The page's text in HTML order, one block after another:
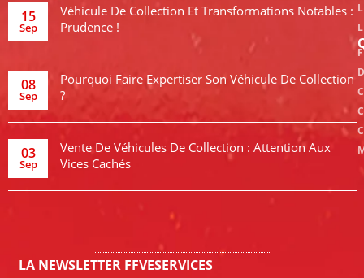
15
Sep
Véhicule De Collection Et Transformations Notables :
Prudence !
08
Sep
Pourquoi Faire Expertiser Son Véhicule De Collection
?
03
Sep
Vente De Véhicules De Collection : Attention Aux
Vices Cachés
LA NEWSLETTER FFVESERVICES